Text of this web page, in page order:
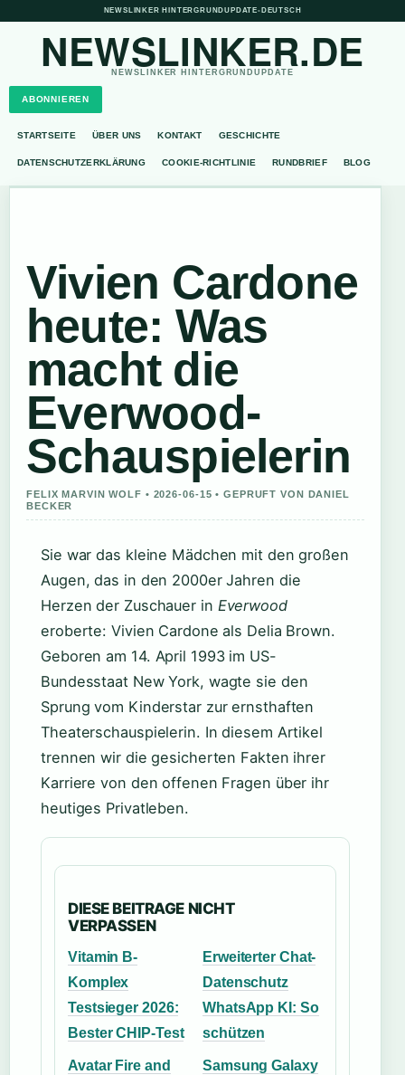
NEWSLINKER HINTERGRUNDUPDATE• DEUTSCH
NEWSLINKER.DE
NEWSLINKER HINTERGRUNDUPDATE
ABONNIEREN
STARTSEITE ÜBER UNS KONTAKT GESCHICHTE
DATENSCHUTZERKLÄRUNG COOKIE-RICHTLINIE RUNDBRIEF BLOG
Vivien Cardone
heute: Was
macht die
Everwood-
Schauspielerin
FELIX MARVIN WOLF • 2026-06-15 • GEPRUFT VON DANIEL
BECKER
Sie war das kleine Mädchen mit den großen
Augen, das in den 2000er Jahren die
Herzen der Zuschauer in Everwood
eroberte: Vivien Cardone als Delia Brown.
Geboren am 14. April 1993 im US-
Bundesstaat New York, wagte sie den
Sprung vom Kinderstar zur ernsthaften
Theaterschauspielerin. In diesem Artikel
trennen wir die gesicherten Fakten ihrer
Karriere von den offenen Fragen über ihr
heutiges Privatleben.
DIESE BEITRAGE NICHT
VERPASSEN
Vitamin B-
Komplex
Testsieger 2026:
Bester CHIP-Test
Erweiterter Chat-
Datenschutz
WhatsApp KI: So
schützen
Avatar Fire and
Samsung Galaxy